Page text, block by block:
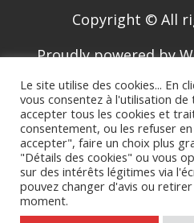
Copyright © All
Proudly powered by
SuperMag by
Le site utilise des cookies... En
vous consentez à l'utilisation de
accepter tous les cookies et
consentement, ou les refuser
accepter", faire un choix plus
"Détails des cookies" ou vous
sur des intérêts légitimes via
pouvez changer d'avis ou
moment.